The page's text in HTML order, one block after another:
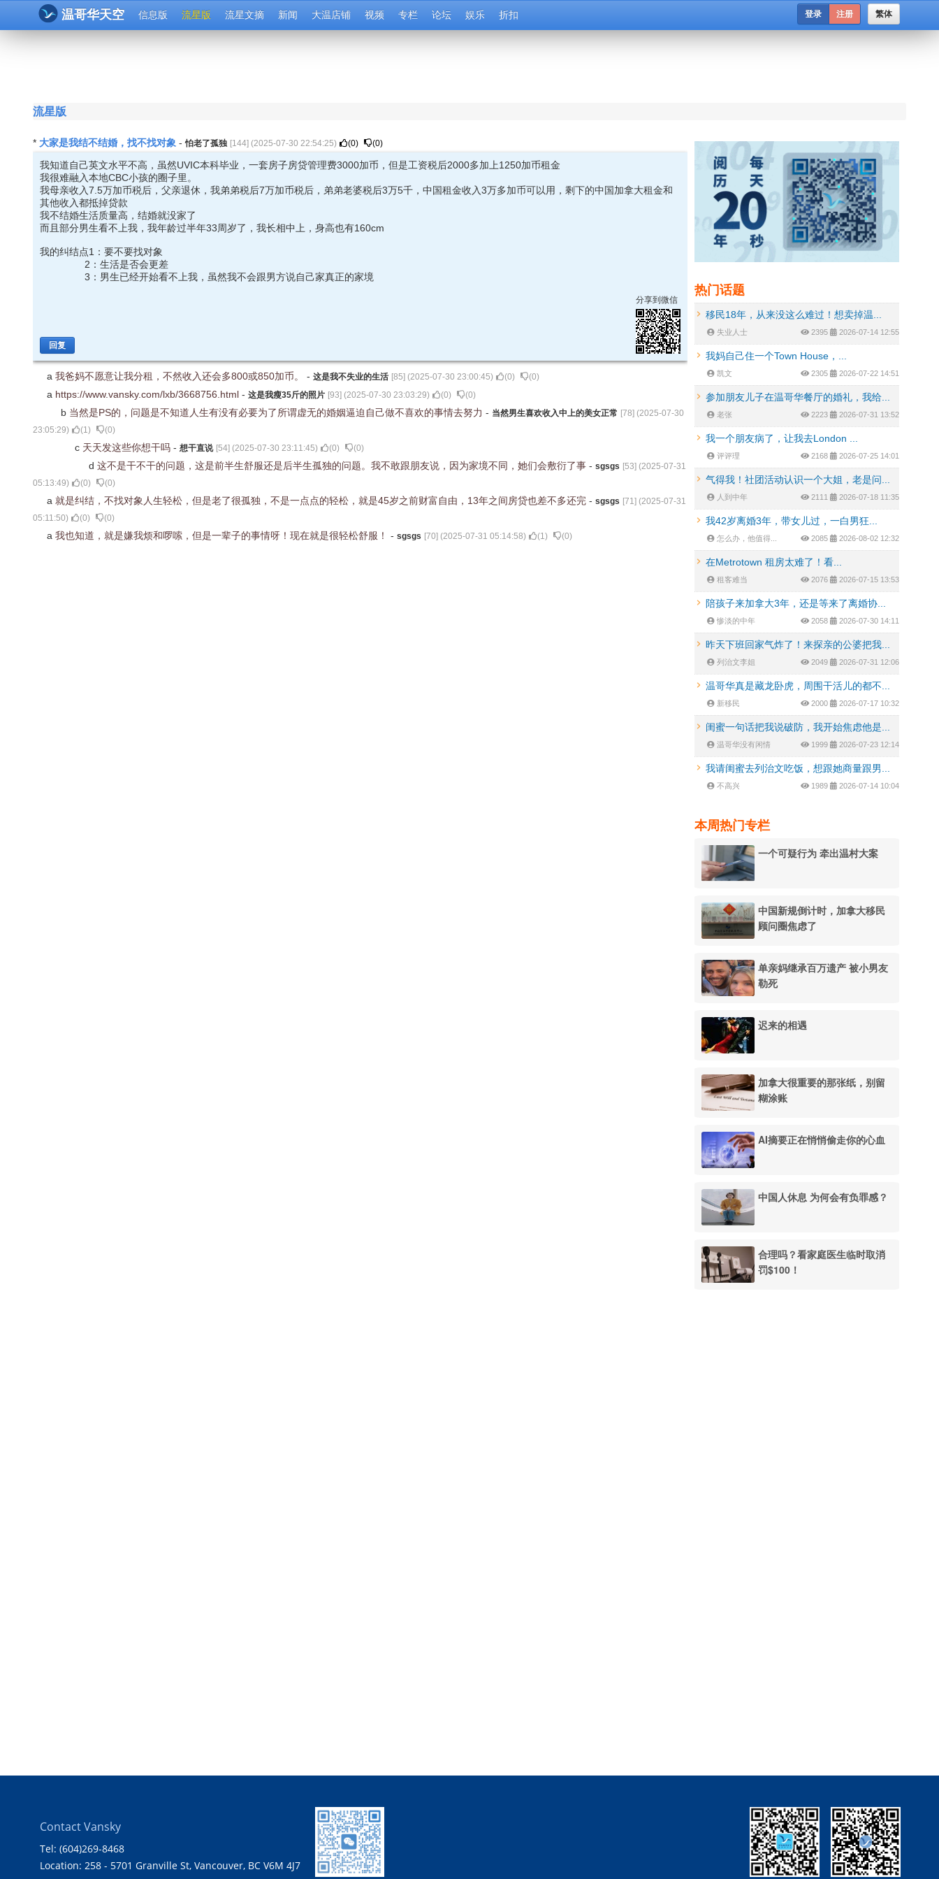
温哥华天空 信息版 流星版 流星文摘 新闻 大温店铺 视频 专栏 论坛 娱乐 折扣 繁体
登录 注册
流星版
* 大家是我结不结婚，找不找对象 -怕老了孤独 [144] (2025-07-30 22:54:25) (0) (0)
我知道自己英文水平不高，虽然UVIC本科毕业，一套房子房贷管理费3000加币，但是工资税后2000多加上1250加币租金
我很难融入本地CBC小孩的圈子里。
我母亲收入7.5万加币税后，父亲退休，我弟弟税后7万加币税后，弟弟老婆税后3万5千，中国租金收入3万多加币可以用，剩下的中国加拿大租金和
其他收入都抵掉贷款
我不结婚生活质量高，结婚就没家了
而且部分男生看不上我，我年龄过半年33周岁了，我长相中上，身高也有160cm
我的纠结点1：要不要找对象
2：生活是否会更差
3：男生已经开始看不上我，虽然我不会跟男方说自己家真正的家境
回复
分享到微信
a 我爸妈不愿意让我分租，不然收入还会多800或850加币。 - 这是我不失业的生活 [85] (2025-07-30 23:00:45) (0) (0)
a https://www.vansky.com/lxb/3668756.html - 这是我瘦35斤的照片 [93] (2025-07-30 23:03:29) (0) (0)
b 当然是PS的，问题是不知道人生有没有必要为了所谓虚无的婚姻逼迫自己做不喜欢的事情去努力 - 当然男生喜欢收入中上的美女正常 [78] (2025-07-30
23:05:29) (1) (0)
c 天天发这些你想干吗 - 想干直说 [54] (2025-07-30 23:11:45) (0) (0)
d 这不是干不干的问题，这是前半生舒服还是后半生孤独的问题。我不敢跟朋友说，因为家境不同，她们会敷衍了事 - sgsgs [53] (2025-07-31
05:13:49) (0) (0)
a 就是纠结，不找对象人生轻松，但是老了很孤独，不是一点点的轻松，就是45岁之前财富自由，13年之间房贷也差不多还完 - sgsgs [71] (2025-07-31
05:11:50) (0) (0)
a 我也知道，就是嫌我烦和啰嗦，但是一辈子的事情呀！现在就是很轻松舒服！ - sgsgs [70] (2025-07-31 05:14:58) (1) (0)
热门话题
移民18年，从来没这么难过！想卖掉温...
失业人士 2395 2026-07-14 12:55
我妈自己住一个Town House，...
凯文 2305 2026-07-22 14:51
参加朋友儿子在温哥华餐厅的婚礼，我给...
老张 2223 2026-07-31 13:52
我一个朋友病了，让我去London ...
评评理 2168 2026-07-25 14:01
气得我！社团活动认识一个大姐，老是问...
人到中年 2111 2026-07-18 11:35
我42岁离婚3年，带女儿过，一白男狂...
怎么办，他值得... 2085 2026-08-02 12:32
在Metrotown 租房太难了！看...
租客难当 2076 2026-07-15 13:53
陪孩子来加拿大3年，还是等来了离婚协...
惨淡的中年 2058 2026-07-30 14:11
昨天下班回家气炸了！来探亲的公婆把我...
列治文李姐 2049 2026-07-31 12:06
温哥华真是藏龙卧虎，周围干活儿的都不...
新移民 2000 2026-07-17 10:32
闺蜜一句话把我说破防，我开始焦虑他是...
温哥华没有闲情 1999 2026-07-23 12:14
我请闺蜜去列治文吃饭，想跟她商量跟男...
不高兴 1989 2026-07-14 10:04
本周热门专栏
一个可疑行为 牵出温村大案
中国新规倒计时，加拿大移民
顾问圈焦虑了
单亲妈继承百万遗产 被小男友
勒死
迟来的相遇
加拿大很重要的那张纸，别留
糊涂账
AI摘要正在悄悄偷走你的心血
中国人休息 为何会有负罪感？
合理吗？看家庭医生临时取消
罚$100！
Contact Vansky
Tel: (604)269-8468
Location: 258 - 5701 Granville St, Vancouver, BC V6M 4J7